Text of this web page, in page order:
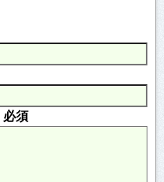
必須